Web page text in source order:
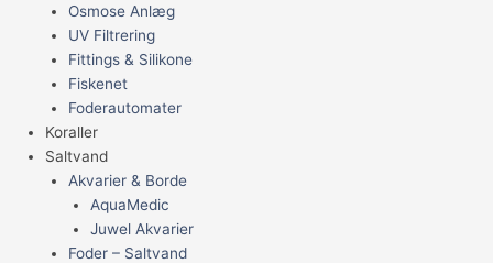
Osmose Anlæg
UV Filtrering
Fittings & Silikone
Fiskenet
Foderautomater
Koraller
Saltvand
Akvarier & Borde
AquaMedic
Juwel Akvarier
Foder – Saltvand